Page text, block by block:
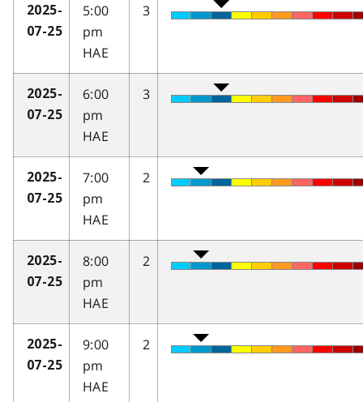
2025-
07-25
5:00
pm
HAE
3
2025-
07-25
6:00
pm
HAE
3
2025-
07-25
7:00
pm
HAE
2
2025-
07-25
8:00
pm
HAE
2
2025-
07-25
9:00
pm
HAE
2